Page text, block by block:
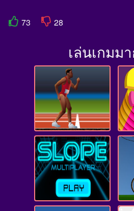
73 28
เล่นเกมม